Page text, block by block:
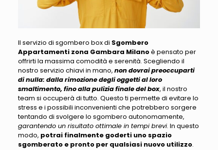
Il servizio di sgombero box di Sgombero
Appartamenti zona Gambara Milanoè pensato per
offrirti la massima comodità e serenità. Scegliendo il
nostro servizio chiavi in mano, non dovrai preoccuparti
di nulla: dalla rimozione degli oggetti al loro
smaltimento, fino alla pulizia finale del box, il nostro
team si occuperà di tutto. Questo ti permette di evitare lo
stress e i possibili inconvenienti che potrebbero sorgere
tentando di svolgere lo sgombero autonomamente,
garantendo un risultato ottimale in tempi brevi. In questo
modo, potrai finalmente goderti uno spazio
sgomberato e pronto per qualsiasi nuovo utilizzo.